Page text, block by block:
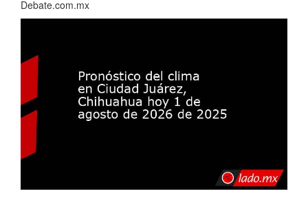
Debate.com.mx